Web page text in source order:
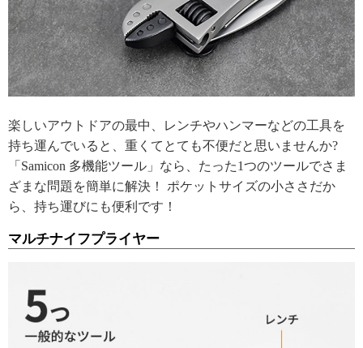
楽しいアウトドアの最中、レンチやハンマーなどの工具を
持ち運んでいると、重くてとても不便だと思いませんか?
「Samicon 多機能ツール」なら、たった1つのツールでさま
ざまな問題を簡単に解決！ ポケットサイズの小ささだか
ら、持ち運びにも便利です！
マルチナイフプライヤー